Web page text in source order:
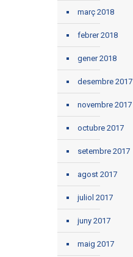
març 2018
febrer 2018
gener 2018
desembre 2017
novembre 2017
octubre 2017
setembre 2017
agost 2017
juliol 2017
juny 2017
maig 2017